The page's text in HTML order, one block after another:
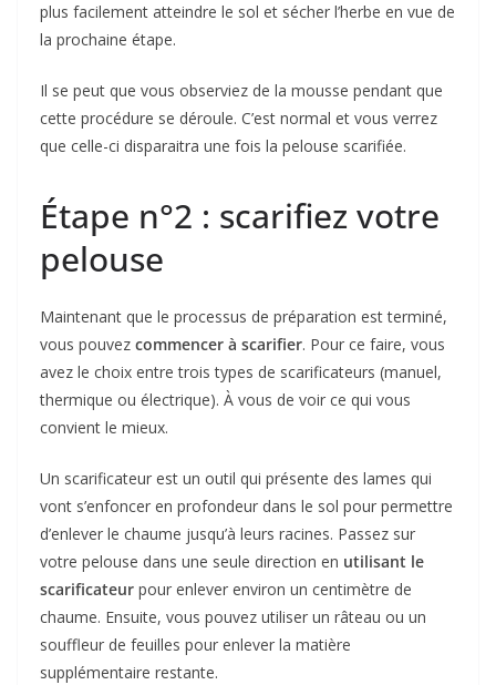
plus facilement atteindre le sol et sécher l’herbe en vue de
la prochaine étape.
Il se peut que vous observiez de la mousse pendant que
cette procédure se déroule. C’est normal et vous verrez
que celle-ci disparaitra une fois la pelouse scarifiée.
Étape n°2 : scarifiez votre
pelouse
Maintenant que le processus de préparation est terminé,
vous pouvez commencer à scarifier. Pour ce faire, vous
avez le choix entre trois types de scarificateurs (manuel,
thermique ou électrique). À vous de voir ce qui vous
convient le mieux.
Un scarificateur est un outil qui présente des lames qui
vont s’enfoncer en profondeur dans le sol pour permettre
d’enlever le chaume jusqu’à leurs racines. Passez sur
votre pelouse dans une seule direction en utilisant le
scarificateur pour enlever environ un centimètre de
chaume. Ensuite, vous pouvez utiliser un râteau ou un
souffleur de feuilles pour enlever la matière
supplémentaire restante.